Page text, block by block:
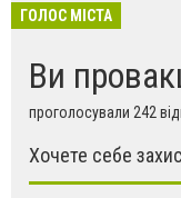
ГОЛОС МІСТА
Ви
проголосували 242
Хочете себе